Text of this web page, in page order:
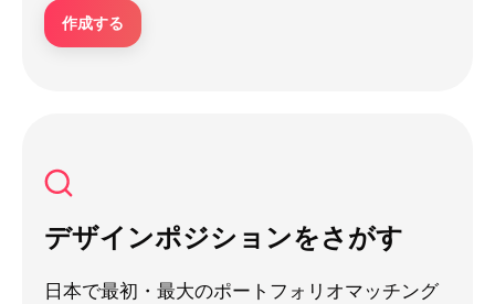
作成する
デザインポジションをさがす
日本で最初・最大のポートフォリオマッチング